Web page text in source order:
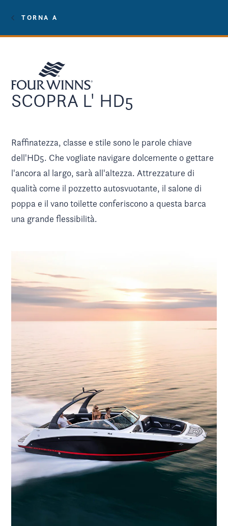
TORNA A
SCOPRA L' HD5
Raffinatezza, classe e stile sono le parole chiave
dell'HD5. Che vogliate navigare dolcemente o gettare
l'ancora al largo, sarà all'altezza. Attrezzature di
qualità come il pozzetto autosvuotante, il salone di
poppa e il vano toilette conferiscono a questa barca
una grande flessibilità.